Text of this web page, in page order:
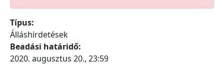
Típus:
Álláshirdetések
Beadási határidő:
2020. augusztus 20., 23:59